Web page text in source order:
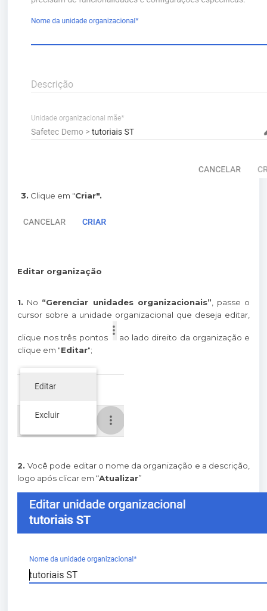
3. Clique em "Criar".
Editar organização
1. No “Gerenciar unidades organizacionais”, passe o
cursor sobre a unidade organizacional que deseja editar,
clique nos três pontos
ao lado direito da organização e
clique em "Editar";
2.Você pode editar o nome da organização e a descrição,
logo após clicar em “Atualizar”